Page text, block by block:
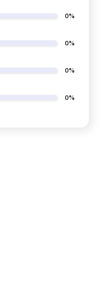
0%
0%
0%
0%